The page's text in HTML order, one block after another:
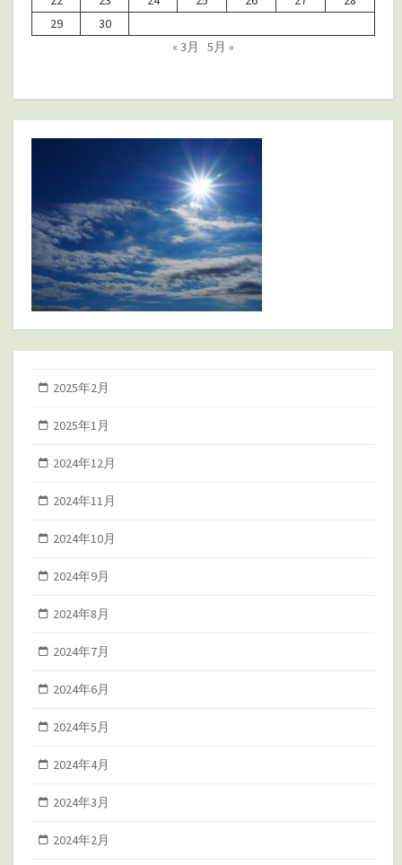
29
30
« 3月
5月 »
2025年2月
2025年1月
2024年12月
2024年11月
2024年10月
2024年9月
2024年8月
2024年7月
2024年6月
2024年5月
2024年4月
2024年3月
2024年2月